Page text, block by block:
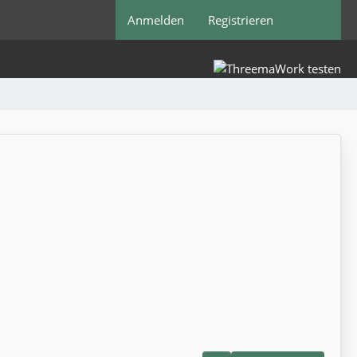
Anmelden Registrieren